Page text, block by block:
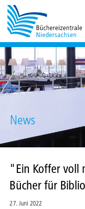
News
"Ein Koffer voll
Bücher für
27. Juni 2022